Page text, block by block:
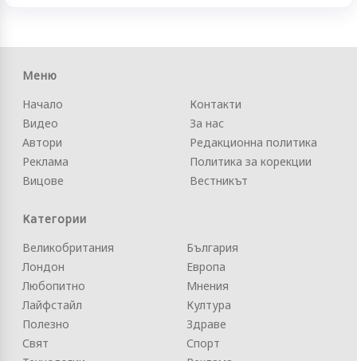
Меню
Начало
Видео
Автори
Реклама
Вицове
Контакти
За нас
Редакционна политика
Политика за корекции
Вестникът
Категории
Великобритания
Лондон
Любопитно
Лайфстайл
Полезно
Свят
България
Европа
Мнения
Култура
Здраве
Спорт